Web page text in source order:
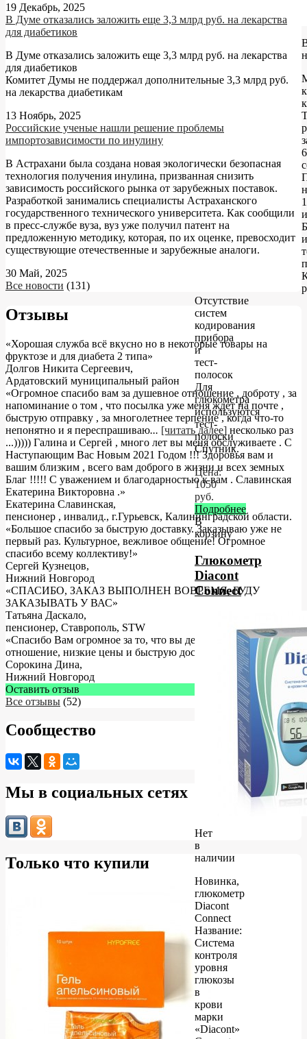
19 Декабрь, 2025
В Думе отказались заложить еще 3,3 млрд руб. на лекарства
для диабетиков
В Думе отказались заложить еще 3,3 млрд руб. на лекарства
для диабетиков
Комитет Думы не поддержал дополнительные 3,3 млрд руб.
на лекарства диабетикам
13 Ноябрь, 2025
Российские ученые нашли решение проблемы
импортозависимости по инулину
В Астрахани была создана новая экологически безопасная
технология получения инулина, призванная снизить
зависимость российского рынка от зарубежных поставок.
Разработкой занимались специалисты Астраханского
государственного технического университета. Как сообщили
в пресс-службе вуза, вуз уже получил патент на
предложенную методику, которая, по их оценке, превосходит
существующие отечественные и зарубежные аналоги.
30 Май, 2025
Все новости (131)
Отзывы
«Хорошая служба всё вкусно но в некоторые товары на
фруктозе и для диабета 2 типа»
Долгов Никита Сергеевич,
Ардатовский муниципальный район
«Огромное спасибо вам за душевное отношение , доброту , за
напоминание о том , что посылка уже меня ждет на почте ,
быструю отправку , за многолетнее терпение , когда что-то
непонятно и я переспрашиваю... [читать далее] несколько раз
...))))) Галина и Сергей , много лет вы меня обслуживаете . С
Наступающим Вас Новым 2021 Годом !!! Здоровья вам и
вашим близким , всего вам доброго в жизни и всех земных
Благ !!!!! С уважением и благодарностью к вам . Славинская
Екатерина Викторовна .»
Екатерина Славинская,
пенсионер , инвалид., г.Гурьевск, Калининградской области.
«Большое спасибо за быструю доставку. Заказываю уже не
первый раз. Культурное, вежливое общение! Огромное
спасибо всему коллективу!»
Сергей Кузнецов,
Нижний Новгород
«СПАСИБО, ЗАКАЗ ВЫПОЛНЕН ВОВРЕМЯ, БУДУ
ЗАКАЗЫВАТЬ У ВАС»
Татьяна Даскало,
пенсионер, Ставрополь, STW
«Спасибо Вам огромное за то, что вы делаете! За хорошее
отношение, низкие цены и быструю доставку.»
Сорокина Дина,
Нижний Новгород
Оставить отзыв
Все отзывы (52)
Сообщество
Мы в социальных сетях
Только что купили
6
Отсутствие
систем
кодирования
прибора
и
тест-
полосок
Для
глюкометра
используются
тест-
полоски
Спутник.
Цена:
1050
руб.
Подробнее
В
корзину
Глюкометр
Diacont
Connect
Нет
в
наличии
Новинка,
глюкометр
Diacont
Connect
Название:
Система
контроля
уровня
глюкозы
в
крови
марки
«Diacont»